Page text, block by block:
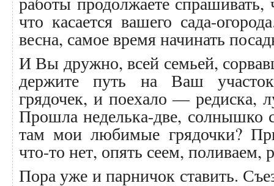
что касается вашего сада-
весна, самое время начинать
И Вы дружно, всей семьей,
держите путь на Ваш
грядочек, и поехало — редиска,
Прошла неделька-две, солнышко
там мои любимые грядочки?
что-то нет, опять сеем, поливаем,
Пора уже и парничок ставить.